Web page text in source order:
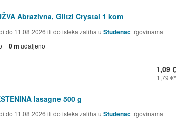
Abrazivna, Glitzi Crystal 1 kom
do 11.08.2026 ili do isteka zaliha u Studenactrgovinama
0 m udaljeno
1,09 €
1,79 €
lasagne 500 g
do 11.08.2026 ili do isteka zaliha u Studenactrgovinama